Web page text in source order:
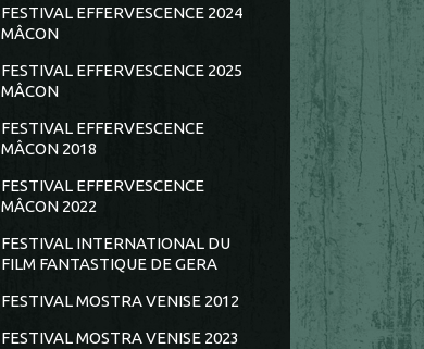
FESTIVAL EFFERVESCENCE 2024
MÂCON
FESTIVAL EFFERVESCENCE 2025
MÂCON
FESTIVAL EFFERVESCENCE
MÂCON 2018
FESTIVAL EFFERVESCENCE
MÂCON 2022
FESTIVAL INTERNATIONAL DU
FILM FANTASTIQUE DE GERA
FESTIVAL MOSTRA VENISE 2012
FESTIVAL MOSTRA VENISE 2023